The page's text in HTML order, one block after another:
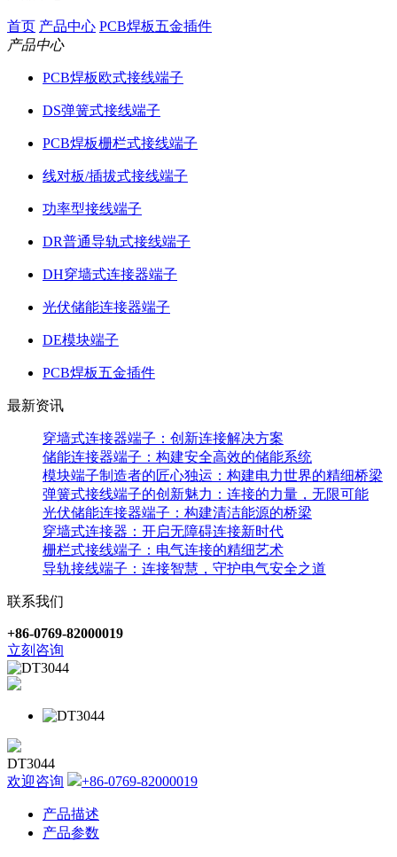
首页 产品中心 PCB焊板五金插件
产品中心
PCB焊板欧式接线端子
DS弹簧式接线端子
PCB焊板栅栏式接线端子
线对板/插拔式接线端子
功率型接线端子
DR普通导轨式接线端子
DH穿墙式连接器端子
光伏储能连接器端子
DE模块端子
PCB焊板五金插件
最新资讯
穿墙式连接器端子：创新连接解决方案
储能连接器端子：构建安全高效的储能系统
模块端子制造者的匠心独运：构建电力世界的精细桥梁
弹簧式接线端子的创新魅力：连接的力量，无限可能
光伏储能连接器端子：构建清洁能源的桥梁
穿墙式连接器：开启无障碍连接新时代
栅栏式接线端子：电气连接的精细艺术
导轨接线端子：连接智慧，守护电气安全之道
联系我们
+86-0769-82000019
立刻咨询
DT3044
欢迎咨询
+86-0769-82000019
产品描述
产品参数